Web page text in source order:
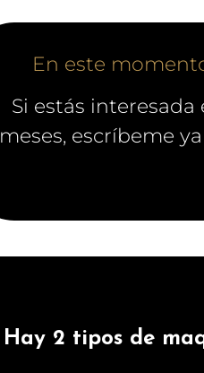
En este
Si estás
meses, escríbeme
Hay 2 tipos de